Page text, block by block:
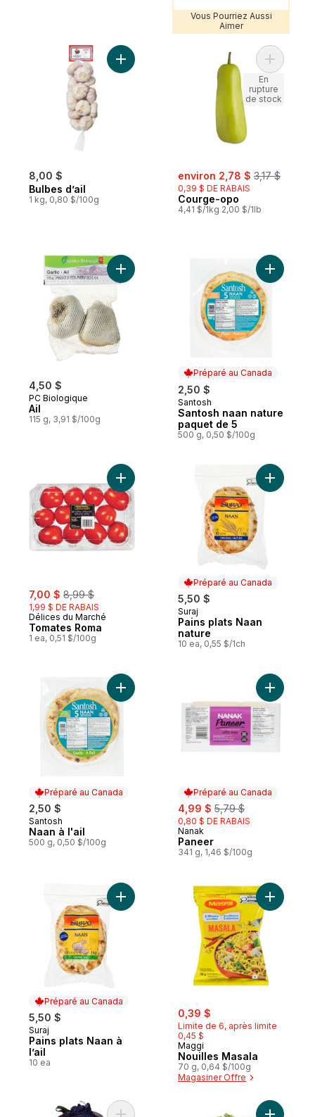
Vous Pourriez Aussi
Aimer
8,00 $
Bulbes d’ail
1 kg, 0,80 $/100g
Ajouter Bulbes d’ail au panier
sale:
environ 2,78 $ , formerly:
3,17 $
0,39 $ DE RABAIS
Courge-opo
4,41 $/1kg 2,00 $/1lb
Ajouter
En
rupture
de stock
4,50 $
PC Biologique
Ail
115 g, 3,91 $/100g
Ajouter Ail au panier
Préparé au Canada
2,50 $
Préparé au Canada
Santosh
Santosh naan nature
paquet de 5
500 g, 0,50 $/100g
Ajouter
sale:
7,00 $ , formerly:
8,99 $
1,99 $ DE RABAIS
Délices du Marché
Tomates Roma
1 ea, 0,51 $/100g
Ajouter Tomates Roma au panier
Préparé au Canada
5,50 $
Préparé au Canada
Suraj
Pains plats Naan
nature
10 ea, 0,55 $/1ch
Ajouter
Préparé au Canada
2,50 $
Préparé au Canada
Santosh
Naan à l'ail
500 g, 0,50 $/100g
Ajouter Naan à l'ail au panier
Préparé au Canada
sale:
4,99 $ , formerly:
5,79 $
0,80 $ DE RABAIS
Préparé au Canada
Nanak
Paneer
341 g, 1,46 $/100g
Ajouter
Préparé au Canada
5,50 $
Préparé au Canada
Suraj
Pains plats Naan à
l’ail
10 ea
Ajouter Pains plats Naan à l’ail au panier
sale:
0,39 $
Limite de 6, après limite
0,45 $
Maggi
Nouilles Masala
70 g, 0,64 $/100g
Magasiner Offre
Ajouter